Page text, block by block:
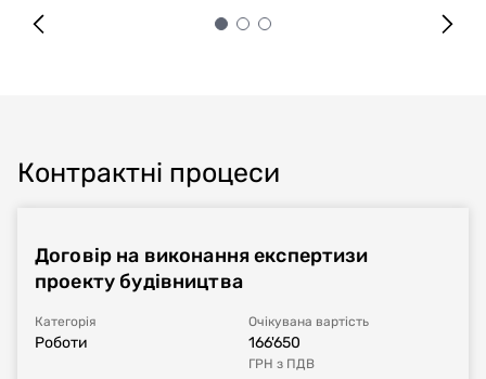
Контрактні процеси
Договір на виконання експертизи
проекту будівництва
Категорія
Роботи
Очікувана вартість
166'650
ГРН з ПДВ